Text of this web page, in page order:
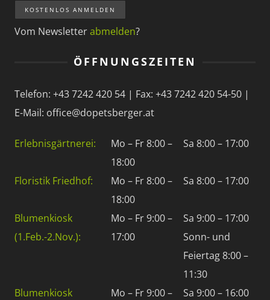
Vom Newsletterabmelden?
ÖFFNUNGSZEITEN
Telefon: +43 7242 420 54 | Fax: +43 7242 420 54-50 |
E-Mail: office@dopetsberger.at
Erlebnisgärtnerei:
Mo – Fr 8:00 –
18:00
Sa 8:00 – 17:00
Floristik Friedhof:
Mo – Fr 8:00 –
18:00
Sa 8:00 – 17:00
Blumenkiosk
(1.Feb.-2.Nov.):
Mo – Fr 9:00 –
17:00
Sa 9:00 – 17:00
Sonn- und
Feiertag 8:00 –
11:30
Blumenkiosk
Mo – Fr 9:00 –
Sa 9:00 – 16:00